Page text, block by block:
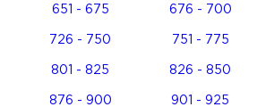
651 - 675 676 - 700
726 - 750 751 - 775
801 - 825 826 - 850
876 - 900 901 - 925